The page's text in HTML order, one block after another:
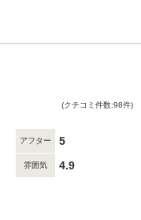
(クチコミ件数:98件)
アフター 5
雰囲気 4.9